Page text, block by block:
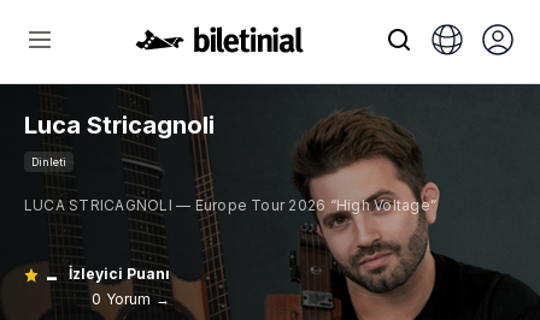
Luca Stricagnoli
Dinleti
LUCA STRICAGNOLI — Europe Tour 2026 “High Voltage”
-
İzleyici Puanı
0 Yorum →